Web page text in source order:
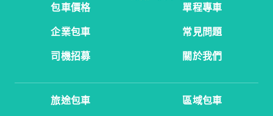
包車價格
單程專車
企業包車
常見問題
司機招募
關於我們
旅途包車 區域包車